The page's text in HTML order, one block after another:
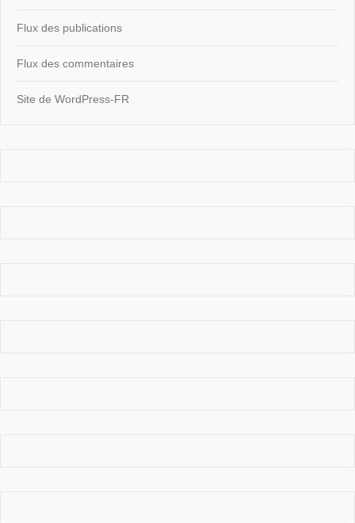
Flux des publications
Flux des commentaires
Site de WordPress-FR